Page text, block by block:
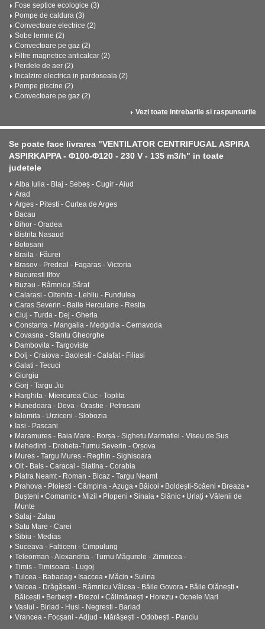
Fose septice ecologice (3)
Pompe de caldura (3)
Convectoare electrice (2)
Sobe lemne (2)
Convectoare pe gaz (2)
Filtre magnetice anticalcar (2)
Perdele de aer (2)
Incalzire electrica in pardoseala (2)
Pompe piscine (2)
Convectoare pe gaz (2)
Vezi toate intrebarile si raspunsurile
Se poate face livrarea "VENTILATOR CENTRIFUGAL ASPIRA
ASPIRKAPPA - Φ100-Φ120 - 230 V - 135 m3/h" in toate
judetele
Alba Iulia - Blaj - Sebeș - Cugir - Aiud
Arad
Arges - Pitesti - Curtea de Arges
Bacau
Bihor - Oradea
Bistrita Nasaud
Botosani
Braila - Făurei
Brasov - Predeal - Fagaras - Victoria
Bucuresti Ilfov
Buzau - Râmnicu Sărat
Calarasi - Oltenita - Lehliu - Fundulea
Caras Severin - Baile Herculane - Resita
Cluj - Turda - Dej - Gherla
Constanta - Mangalia - Medgidia - Cernavoda
Covasna - Sfantu Gheorghe
Dambovita - Targoviste
Dolj - Craiova - Baolesti - Calafat - Filiasi
Galati - Tecuci
Giurgiu
Gorj - Targu Jiu
Harghita - Miercurea Ciuc - Toplita
Hunedoara - Deva - Orastie - Petrosani
Ialomita - Urziceni - Slobozia
Iasi - Pascani
Maramures - Baia Mare - Borșa - Sighetu Marmatiei - Viseu de Sus
Mehedinti - Drobeta-Turnu Severin - Orșova
Mures - Targu Mures - Reghin - Sighisoara
Olt - Bals - Caracal - Slatina - Corabia
Piatra Neamt - Roman - Bicaz - Targu Neamt
Prahova - Ploiesti - Câmpina - Azuga • Băicoi • Boldești-Scăeni • Breaza •
Bușteni • Comarnic • Mizil • Plopeni • Sinaia • Slănic • Urlați • Vălenii de
Munte
Salaj - Zalau
Satu Mare - Carei
Sibiu - Medias
Suceava - Falticeni - Cimpulung
Teleorman - Alexandria - Turnu Măgurele - Zimnicea -
Timis - Timisoara - Lugoj
Tulcea - Babadag • Isaccea • Măcin • Sulina
Valcea - Drăgășani - Râmnicu Vâlcea - Băile Govora • Băile Olănești •
Bălcești • Berbești • Brezoi • Călimănești • Horezu • Ocnele Mari
Vaslui - Birlad - Husi - Negresti - Barlad
Vrancea - Focșani - Adjud - Mărășești - Odobești - Panciu